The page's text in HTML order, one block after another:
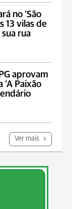
no 'São
13 vilas de
sua rua
aprovam
'A Paixão
Ver mais